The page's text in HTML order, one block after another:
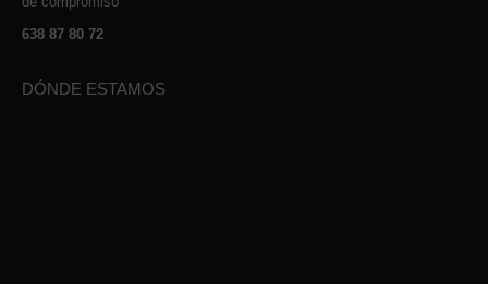
638 87 80 72
DÓNDE ESTAMOS